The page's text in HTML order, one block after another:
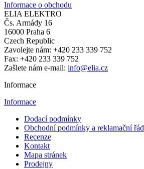
Informace o obchodu
ELIA ELEKTRO
Čs. Armády 16
16000 Praha 6
Czech Republic
Zavolejte nám: +420 233 339 752
Fax: +420 233 339 752
Zašlete nám e-mail: info@elia.cz
Informace
Informace
Dodací podmínky
Obchodní podmínky a reklamační řád
Recenze
Kontakt
Mapa stránek
Prodejny